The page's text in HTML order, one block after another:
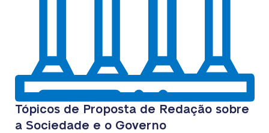
Tópicos de Proposta de Redação sobre
a Sociedade e o Governo